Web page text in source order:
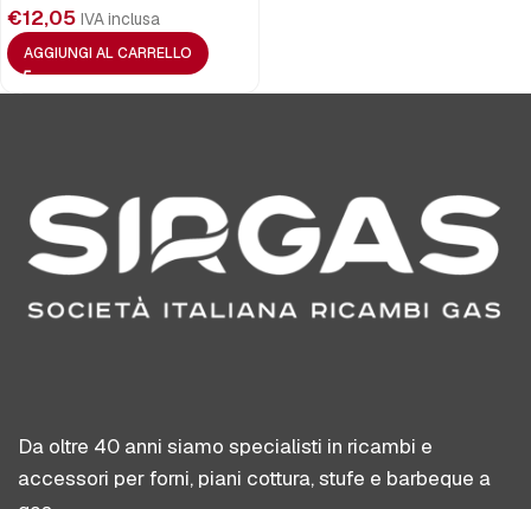
€12,05 IVA inclusa
AGGIUNGI AL CARRELLO
Da oltre 40 anni siamo specialisti in ricambi e
accessori per forni, piani cottura, stufe e barbeque a